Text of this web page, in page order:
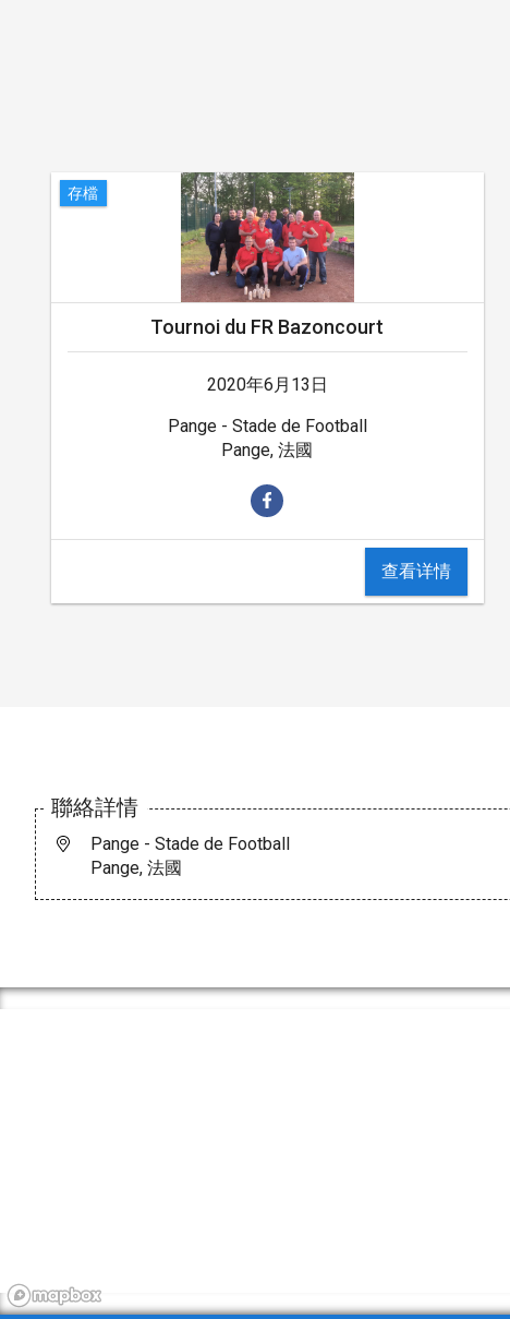
存檔
Tournoi du FR Bazoncourt
2020年6月13日
Pange - Stade de Football
Pange, 法國
查看详情
聯絡詳情
Pange - Stade de Football
Pange, 法國